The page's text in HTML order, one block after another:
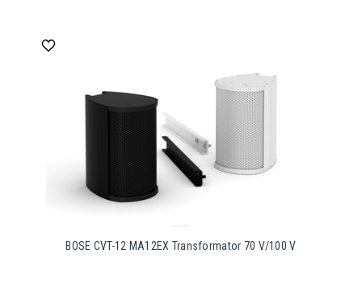
BOSE CVT-12 MA12EX Transformator 70 V/100 V